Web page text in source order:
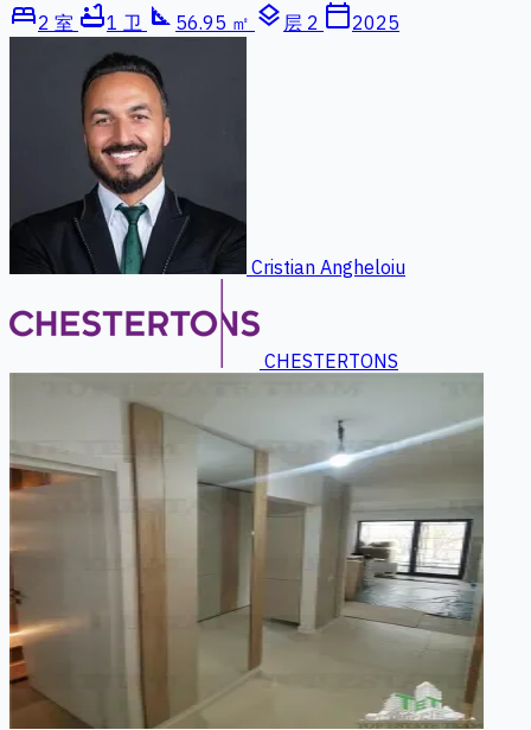
bed2 室 bathtub1 卫 square_foot 56.95 ㎡ layers 层 2 calendar_today2025
Cristian Angheloiu
CHESTERTONS